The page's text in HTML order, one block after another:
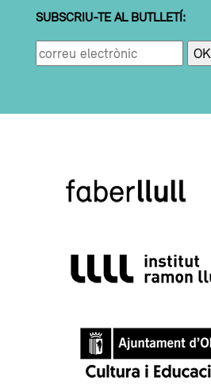
SUBSCRIU-TE AL BUTLLETÍ: